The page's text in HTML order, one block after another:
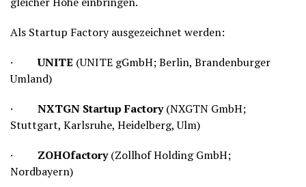
Als Startup Factory ausgezeichnet werden:
·UNITE (UNITE gGmbH; Berlin, Brandenburger
Umland)
· NXTGN Startup Factory(NXGTN GmbH;
Stuttgart, Karlsruhe, Heidelberg, Ulm)
· ZOHOfactory(Zollhof Holding GmbH;
Nordbayern)